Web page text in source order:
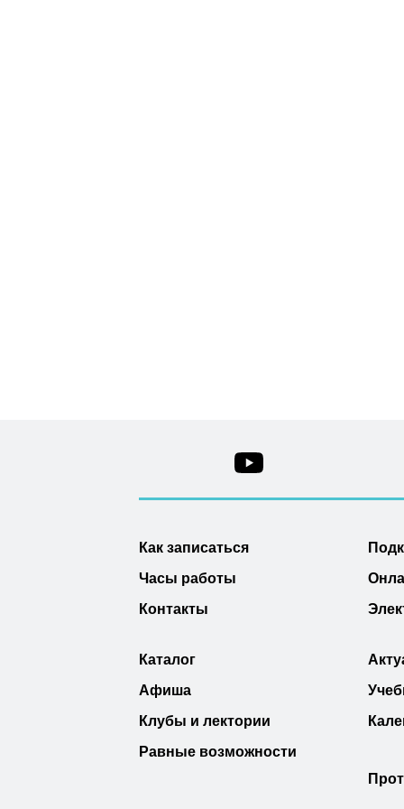
Как записаться
Часы работы
Контакты
Каталог
Афиша
Клубы и лектории
Равные возможности